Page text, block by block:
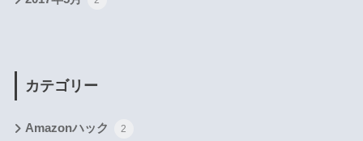
カテゴリー
Amazonハック 2